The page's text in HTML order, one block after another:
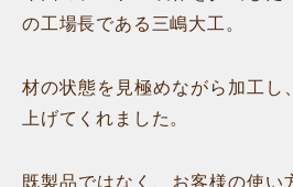
の工場長である三嶋大工。
材の状態を見極めながら加工し
上げてくれました。
既製品ではなく、お客様の使い